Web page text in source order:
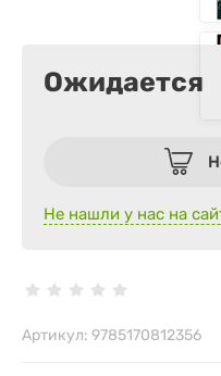
Ожидается
Не нашли у нас на
Артикул: 9785170812356